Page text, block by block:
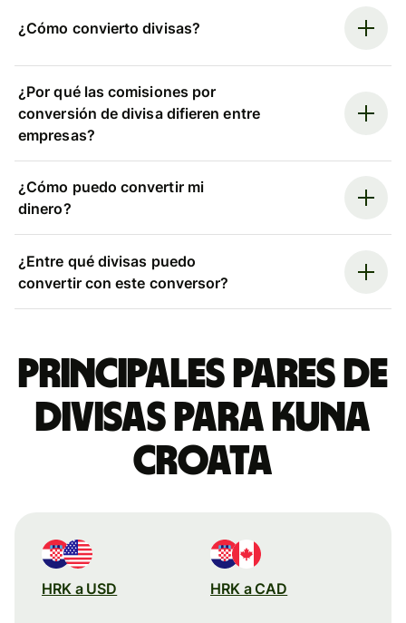
¿Cómo convierto divisas?
¿Por qué las comisiones por
conversión de divisa difieren entre
empresas?
¿Cómo puedo convertir mi
dinero?
¿Entre qué divisas puedo
convertir con este conversor?
Principales pares de
divisas para kuna
croata
HRK a USD HRK a CAD